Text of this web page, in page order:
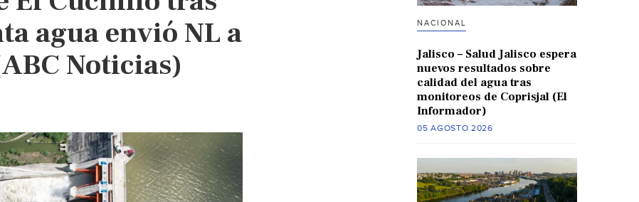
agua envió NL a
Noticias)
NACIONAL
Jalisco – Salud Jalisco espera
nuevos resultados sobre
calidad del agua tras
monitoreos de Coprisjal (El
Informador)
05 AGOSTO 2026